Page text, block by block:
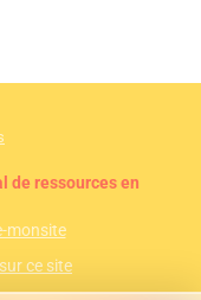
de ressources en
monsite
ce site